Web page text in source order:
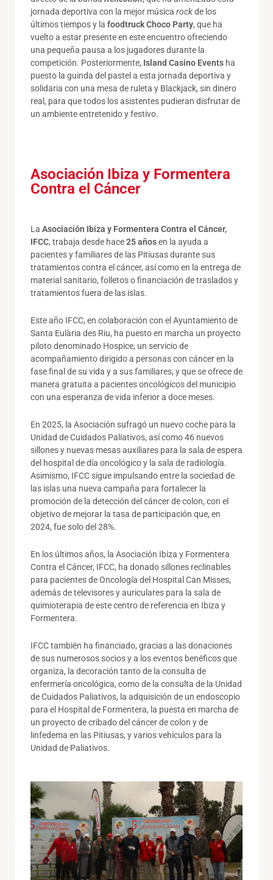
jornada deportiva con la mejor música rockde los
últimos tiempos y la foodtruck Choco Party, que ha
vuelto a estar presente en este encuentro ofreciendo
una pequeña pausa a los jugadores durante la
competición. Posteriormente, Island Casino Events ha
puesto la guinda del pastel a esta jornada deportiva y
solidaria con una mesa de ruleta y Blackjack, sin dinero
real, para que todos los asistentes pudieran disfrutar de
un ambiente entretenido y festivo.
Asociación Ibiza y Formentera
Contra el Cáncer
La Asociación Ibiza y Formentera Contra el Cáncer,
IFCC, trabaja desde hace25 añosen la ayuda a
pacientes y familiares de las Pitiusas durante sus
tratamientos contra el cáncer, así como en la entrega de
material sanitario, folletos o financiación de traslados y
tratamientos fuera de las islas.
Este año IFCC, en colaboración con el Ayuntamiento de
Santa Eulària des Riu, ha puesto en marcha un proyecto
piloto denominado Hospice, un servicio de
acompañamiento dirigido a personas con cáncer en la
fase final de su vida y a sus familiares, y que se ofrece de
manera gratuita a pacientes oncológicos del municipio
con una esperanza de vida inferior a doce meses.
En 2025, la Asociación sufragó un nuevo coche para la
Unidad de Cuidados Paliativos, así como 46 nuevos
sillones y nuevas mesas auxiliares para la sala de espera
del hospital de día oncológico y la sala de radiología.
Asimismo, IFCC sigue impulsando entre la sociedad de
las islas una nueva campaña para fortalecer la
promoción de la detección del cáncer de colon, con el
objetivo de mejorar la tasa de participación que, en
2024, fue solo del 28%.
En los últimos años, la Asociación Ibiza y Formentera
Contra el Cáncer, IFCC, ha donado sillones reclinables
para pacientes de Oncología del Hospital Can Misses,
además de televisores y auriculares para la sala de
quimioterapia de este centro de referencia en Ibiza y
Formentera.
IFCC también ha financiado, gracias a las donaciones
de sus numerosos socios y a los eventos benéficos que
organiza, la decoración tanto de la consulta de
enfermería oncológica, como de la consulta de la Unidad
de Cuidados Paliativos, la adquisición de un endoscopio
para el Hospital de Formentera, la puesta en marcha de
un proyecto de cribado del cáncer de colon y de
linfedema en las Pitiusas, y varios vehículos para la
Unidad de Paliativos.